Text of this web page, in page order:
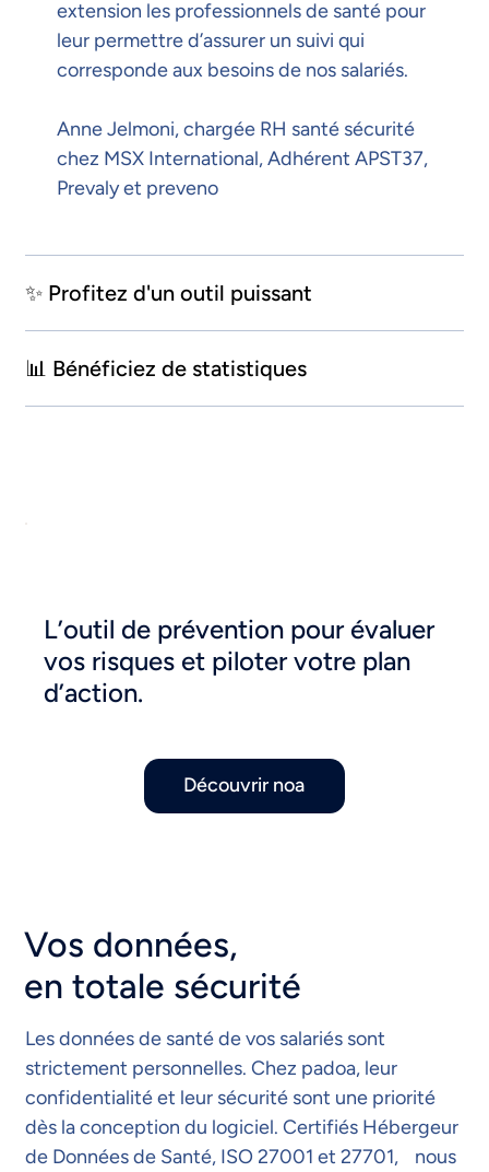
extension les professionnels de santé pour
leur permettre d’assurer un suivi qui
corresponde aux besoins de nos salariés.
Anne Jelmoni, chargée RH santé sécurité
chez MSX International, Adhérent APST37,
Prevaly et preveno
✨ Profitez d'un outil puissant
📊 Bénéficiez de statistiques
L’outil de prévention pour évaluer
vos risques et piloter votre plan
d’action.
Découvrir noa
Vos données,
en totale sécurité
Les données de santé de vos salariés sont
strictement personnelles. Chez padoa, leur
confidentialité et leur sécurité sont une priorité
dès la conception du logiciel. Certifiés Hébergeur
de Données de Santé, ISO 27001 et 27701, nous